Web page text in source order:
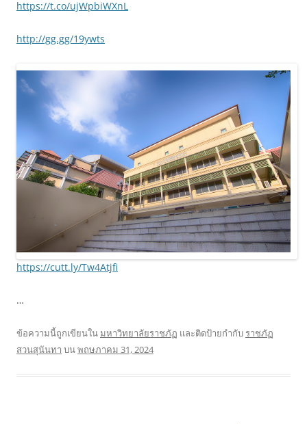
https://t.co/ujWpbiWXnL
http://gg.gg/19ywts
https://cutt.ly/Tw4Atjfi
…
ข้อความนี้ถูกเขียนในมหาวิทยาลัยราชภัฏ และติดป้ายกำกับ ราชภัฏ
สวนสุนันทา บนพฤษภาคม 31, 2024